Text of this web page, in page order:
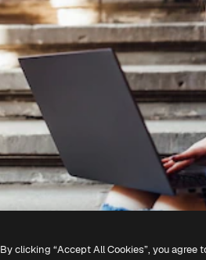
By clicking “Accept All Cookies”, you